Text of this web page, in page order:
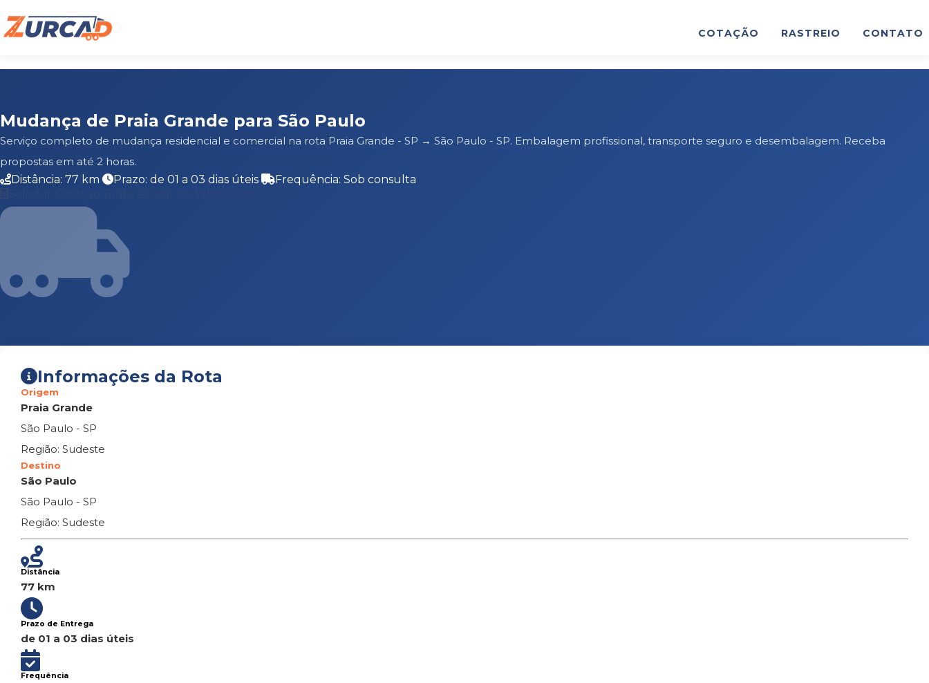
COTAÇÃO RASTREIO CONTATO
Mudança de Praia Grande para São Paulo
Serviço completo de mudança residencial e comercial na rota Praia Grande - SP → São Paulo - SP. Embalagem profissional, transporte seguro e desembalagem. Receba
propostas em até 2 horas.
Distância: 77 km
Prazo: de 01 a 03 dias úteis
Frequência: Sob consulta
Informações da Rota
Origem
Praia Grande
São Paulo - SP
Região: Sudeste
Destino
São Paulo
São Paulo - SP
Região: Sudeste
Distância
77 km
Prazo de Entrega
de 01 a 03 dias úteis
Frequência